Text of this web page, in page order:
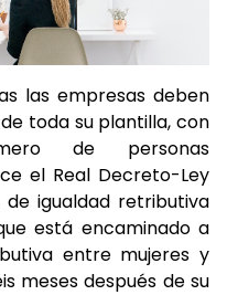
las empresas deben
toda su plantilla, con
de personas
el Real Decreto-Ley
de igualdad retributiva
está encaminado a
entre mujeres y
meses después de su